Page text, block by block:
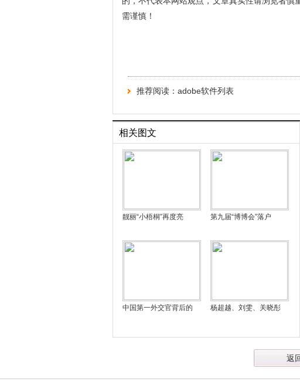
需谨慎！
推荐阅读： adobe软件列表
相关图文
靓丽“小梧桐”再度亮 第九届“博博会”落户
中国第一外交官背后的 杨超越、刘雯、关晓彤
返